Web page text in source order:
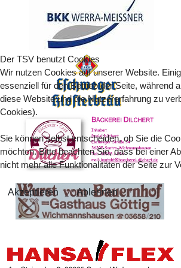
Der TSV benutzt Cookies
Wir nutzen Cookies auf unserer Website.
essenziell für den Betrieb der Seite, während
diese Website und die Nutzererfahrung zu
Cookies).
Sie können selbst entscheiden, ob Sie die
möchten. Bitte beachten Sie, dass bei einer
nicht mehr alle Funktionalitäten der Seite zur
Akzeptieren Ablehnen